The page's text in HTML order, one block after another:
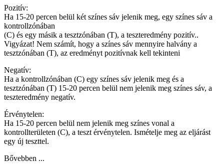
Pozitív:
Ha 15-20 percen belül két színes sáv jelenik meg, egy színes sáv a
kontrollzónában
(C) és egy másik a tesztzónában (T), a teszteredmény pozitív..
Vigyázat! Nem számít, hogy a színes sáv mennyire halvány a
tesztzónában (T), az eredményt pozitívnak kell tekinteni
Negatív:
Ha a kontrollzónában (C) egy színes sáv jelenik meg és a
tesztzónában (T) 15-20 percen belül nem jelenik meg színes sáv, a
teszteredmény negatív.
Érvénytelen:
Ha 15-20 percen belül nem jelenik meg színes vonal a
kontrollterületen (C), a teszt érvénytelen. Ismételje meg az eljárást
egy új teszttel.
Bővebben ...